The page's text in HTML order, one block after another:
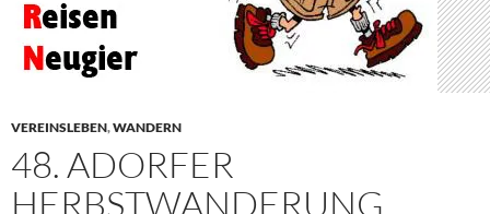
VEREINSLEBEN,WANDERN
48. ADORFER
HERBSTWANDERUNG